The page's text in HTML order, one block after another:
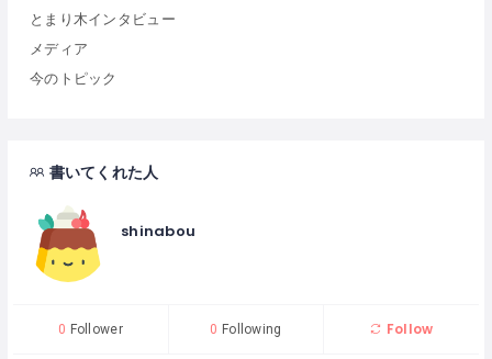
とまり木インタビュー
メディア
今のトピック
書いてくれた人
shinabou
0 Follower 0 Following Follow